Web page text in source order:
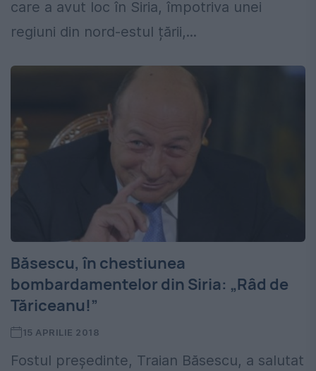
care a avut loc în Siria, împotriva unei
regiuni din nord-estul țării,...
Băsescu, în chestiunea
bombardamentelor din Siria: „Râd de
Tăriceanu!”
15 APRILIE 2018
Fostul preşedinte, Traian Băsescu, a salutat